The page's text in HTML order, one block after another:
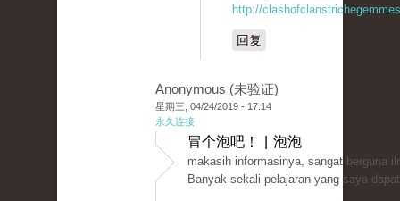
http://
回复
Anonymous (未验证)
星期三, 04/24/2019 - 17:14
永久连接
冒个泡吧！ | 泡泡
makasih informasinya, sangat berguna
Banyak sekali pelajaran yang saya